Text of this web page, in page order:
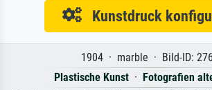
Kunstdruck
1904 · marble · Bild-ID:
Plastische Kunst · Fotografien